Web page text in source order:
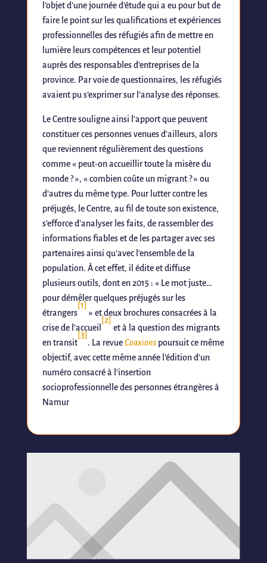
l’objet d’une journée d’étude qui a eu pour but de
faire le point sur les qualifications et expériences
professionnelles des réfugiés afin de mettre en
lumière leurs compétences et leur potentiel
auprès des responsables d’entreprises de la
province. Par voie de questionnaires, les réfugiés
avaient pu s’exprimer sur l’analyse des réponses.
Le Centre souligne ainsi l’apport que peuvent
constituer ces personnes venues d’ailleurs, alors
que reviennent régulièrement des questions
comme « peut-on accueillir toute la misère du
monde ? », « combien coûte un migrant ? » ou
d’autres du même type. Pour lutter contre les
préjugés, le Centre, au fil de toute son existence,
s’efforce d’analyser les faits, de rassembler des
informations fiables et de les partager avec ses
partenaires ainsi qu’avec l’ensemble de la
population. À cet effet, il édite et diffuse
plusieurs outils, dont en 2015 : « Le mot juste…
pour démêler quelques préjugés sur les
étrangers
[1]
» et deux brochures consacrées à la
crise de l’accueil
[2]
et à la question des migrants
en transit
[3]
. La revueCoaxionspoursuit ce même
objectif, avec cette même année l’édition d’un
numéro consacré à l’insertion
socioprofessionnelle des personnes étrangères à
Namur